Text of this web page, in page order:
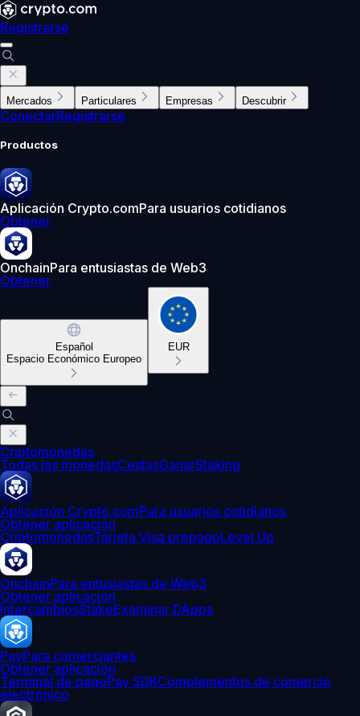
Registrarse
Mercados Particulares Empresas Descubrir
ConectarRegistrarse
Productos
Aplicación Crypto.comPara usuarios cotidianos
Obtener
OnchainPara entusiastas de Web3
Obtener
Español
Espacio Económico Europeo
EUR
Criptomonedas
Todas las monedasCestasGanarStaking
Aplicación Crypto.comPara usuarios cotidianos
Obtener aplicación
CriptomonedasTarjeta Visa prepagoLevel Up
OnchainPara entusiastas de Web3
Obtener aplicación
IntercambiosStakeExaminar DApps
PayPara comerciantes
Obtener aplicación
Terminal de pagoPay SDKComplementos de comercio
electrónico